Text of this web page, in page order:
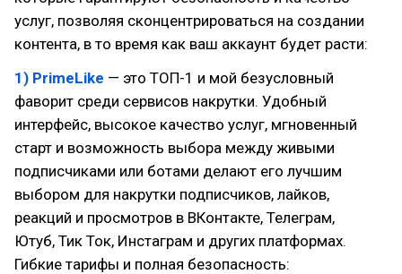
услуг, позволяя сконцентрироваться на создании
контента, в то время как ваш аккаунт будет расти:
1) PrimeLike — это ТОП-1 и мой безусловный
фаворит среди сервисов накрутки. Удобный
интерфейс, высокое качество услуг, мгновенный
старт и возможность выбора между живыми
подписчиками или ботами делают его лучшим
выбором для накрутки подписчиков, лайков,
реакций и просмотров в ВКонтакте, Телеграм,
Ютуб, Тик Ток, Инстаграм и других платформах.
Гибкие тарифы и полная безопасность: